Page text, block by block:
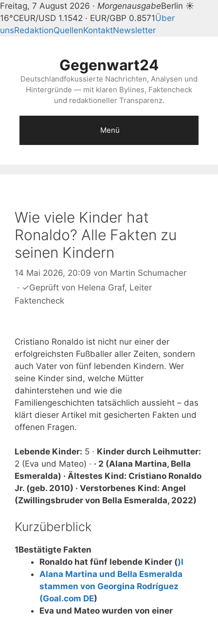
Freitag, 7 August 2026 · MorgenausgabeBerlin ☀
16°CEUR/USD 1.1542 · EUR/GBP 0.8571Über
unsRedaktionQuellenKontaktNewsletter
Gegenwart24
Deutschlandfokussierte Nachrichten, Analysen und
Hintergründe — mit klaren Bylines, Faktencheck
und redaktioneller Transparenz.
Menü
Wie viele Kinder hat
Ronaldo? Alle Fakten zu
seinen Kindern
14 Mai 2026, 20:09 von Martin Schumacher
· ✓Geprüft von Helena Graf, Leiter
Faktencheck
Cristiano Ronaldo ist nicht nur einer der
erfolgreichsten Fußballer aller Zeiten, sondern
auch Vater von fünf lebenden Kindern. Wer
seine Kinder sind, welche Mütter
dahinterstehen und wie die
Familiengeschichten tatsächlich aussieht – das
klärt dieser Artikel mit gesicherten Fakten und
offenen Fragen.
Lebende Kinder: 5 · Kinder durch Leihmutter:
2 (Eva und Mateo) · · 2 (Alana Martina, Bella
Esmeralda) · Ältestes Kind: Cristiano Ronaldo
Jr. (geb. 2010) · Verstorbenes Kind: Angel
(Zwillingsbruder von Bella Esmeralda, 2022)
Kurzüberblick
1Bestätigte Fakten
Ronaldo hat fünf lebende Kinder ()l
Alana Martina und Bella Esmeralda
stammen von Georgina Rodríguez
(Goal.com DE)
Eva und Mateo wurden von einer